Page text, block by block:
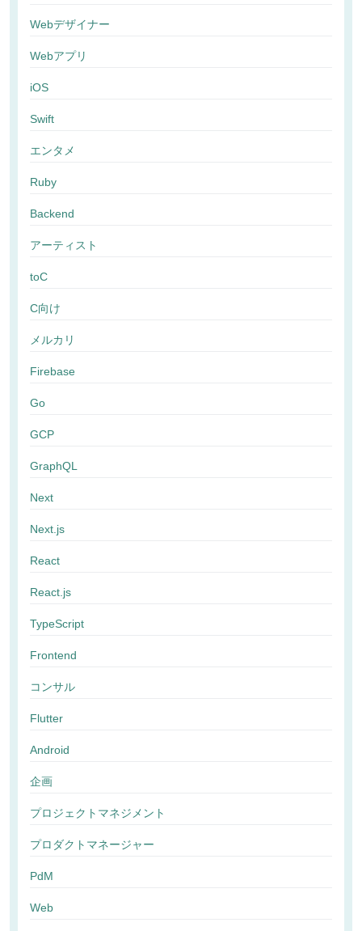
Webデザイナー
Webアプリ
iOS
Swift
エンタメ
Ruby
Backend
アーティスト
toC
C向け
メルカリ
Firebase
Go
GCP
GraphQL
Next
Next.js
React
React.js
TypeScript
Frontend
コンサル
Flutter
Android
企画
プロジェクトマネジメント
プロダクトマネージャー
PdM
Web